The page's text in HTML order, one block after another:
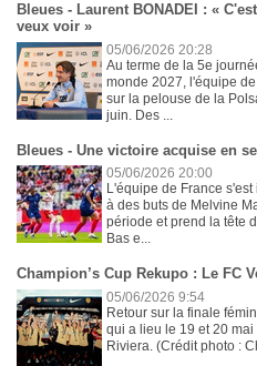
Bleues - Laurent BONADEI : «
veux voir »
05/06/2026 20:28
Au terme de la 5e
monde 2027, l'équipe
sur la pelouse de la
juin. Des ...
Bleues - Une victoire acquise en
05/06/2026 20:00
L'équipe de France
à des buts de Melvine
période et prend la tête
Bas e...
Champion’s Cup Rekupo : Le FC
05/06/2026 9:54
Retour sur la finale
qui a lieu le 19 et 20
Riviera. (Crédit photo :